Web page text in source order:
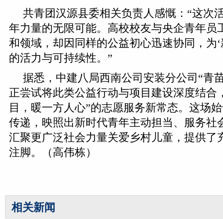
共青团汉源县委相关负责人感慨：“这次
年力量的无限可能。高校校友与央企青年员
和领域，却因同样的公益初心迅速协同，为
的活力与可持续性。”
据悉，中建八局西南公司安装分公司“青
正尝试将此类公益行动与项目建设深度结合
目，暖一方人心”的志愿服务新常态。这场
传递，映照出新时代青年主动担当、服务社
汇聚更广泛社会力量关爱乡村儿童，提供了
注脚。（高伟栋）
相关新闻